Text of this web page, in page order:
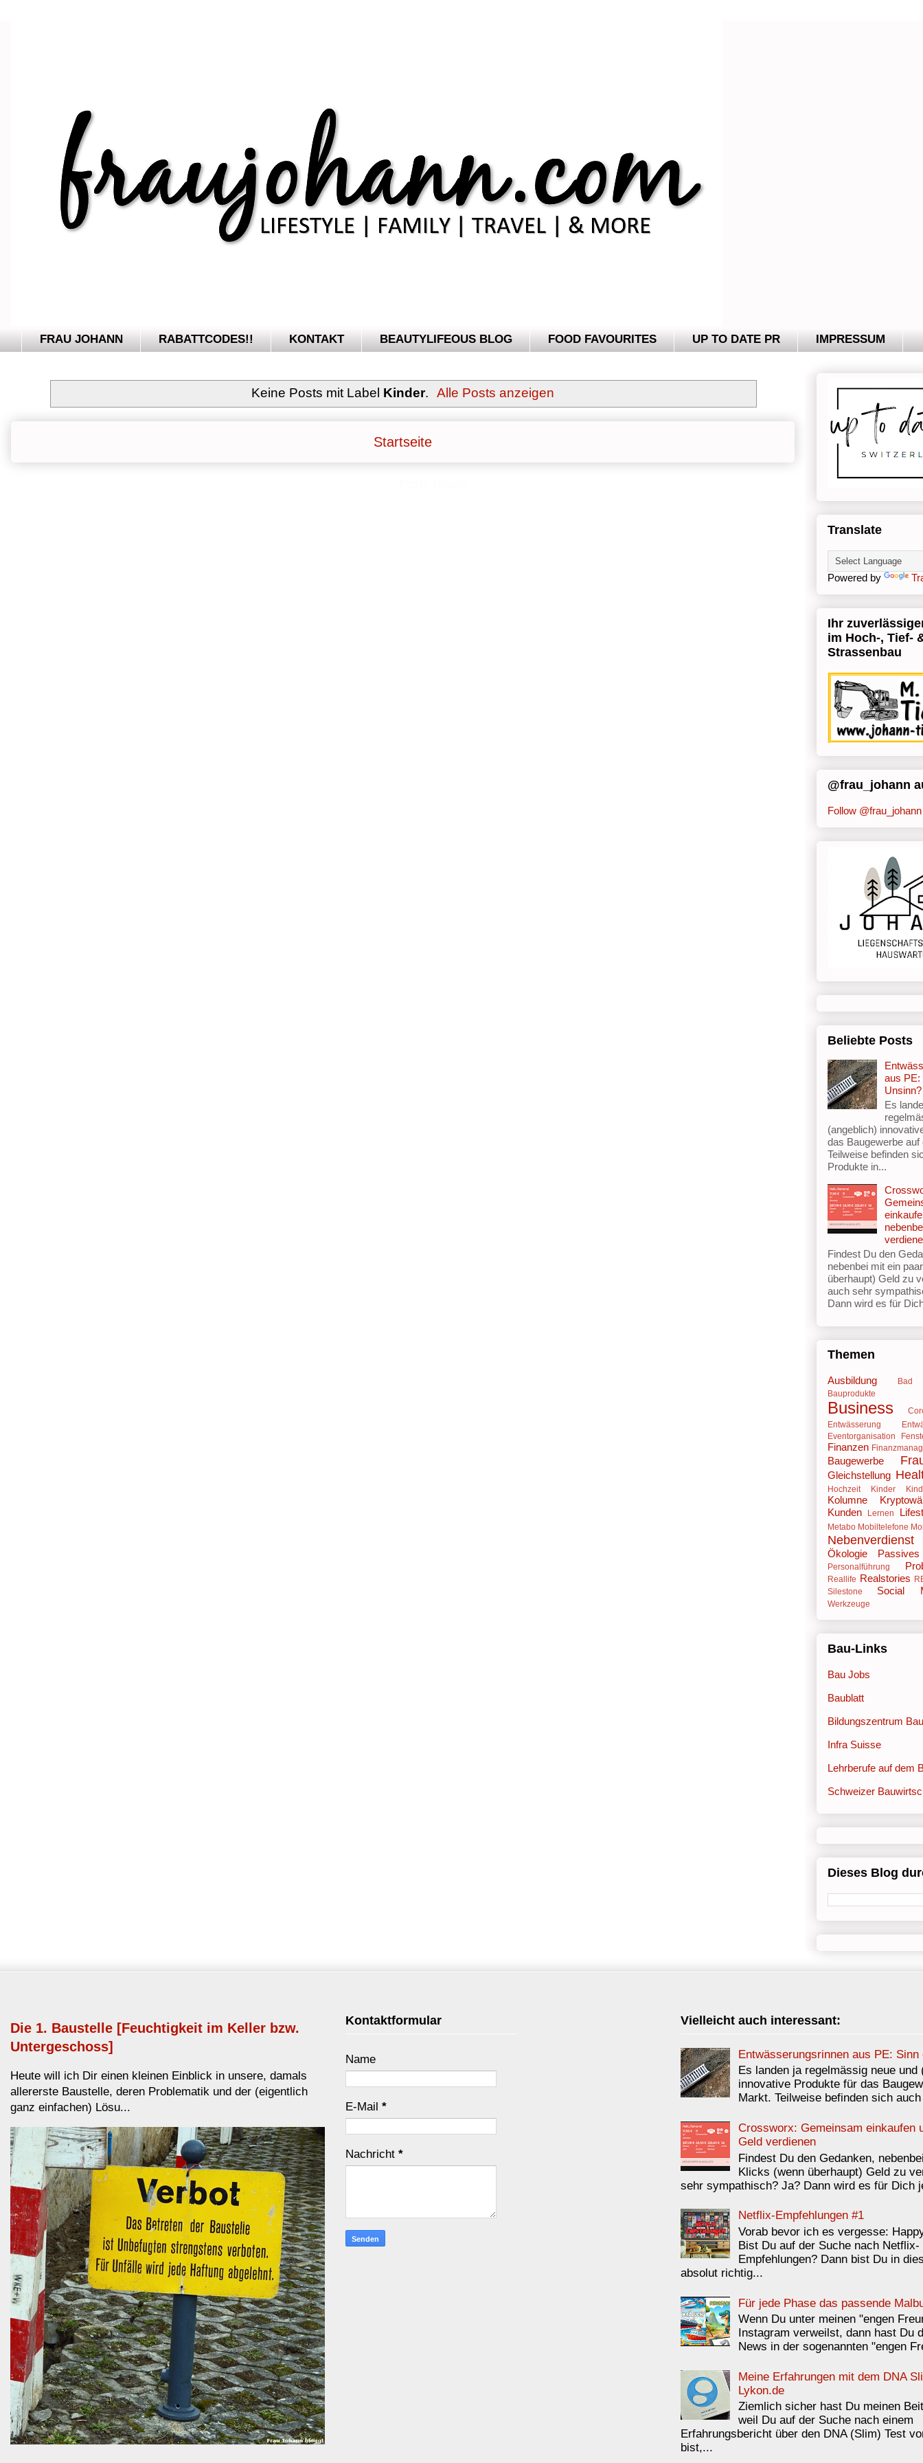
FRAU JOHANN RABATTCODES!! KONTAKT BEAUTYLIFEOUS BLOG FOOD FAVOURITES UP TO DATE PR IMPRESSUM
Keine Posts mit Label Kinder. Alle Posts anzeigen
Startseite
Translate
Powered by
Ihr
im Hoch-, Tief-
Strassenbau
@frau_johann
Follow @frau_johann
Beliebte Posts
aus PE:
Unsinn?
Es
(angeblich)
das Baugewerbe
Teilweise befinden
Produkte in...
Findest Du den
nebenbei mit ein
überhaupt) Geld zu
auch sehr
Dann wird es für
Themen
Ausbildung
Bad
Bauprodukte
Business
Entwässerung
Eventorganisation
Finanzen
Baugewerbe
Gleichstellung
Hochzeit Kinder
Kolumne
Kunden
Lernen
Metabo Mobiltelefone
Nebenverdienst
Ökologie
Personalführung
Reallife Realstories
Silestone
Social
Werkzeuge
Bau-Links
Bau Jobs
Baublatt
Bildungszentrum Bau
Infra Suisse
Lehrberufe auf dem
Schweizer
Dieses Blog
Die 1. Baustelle [Feuchtigkeit im Keller bzw.
Untergeschoss]
Heute will ich Dir einen kleinen Einblick in unsere, damals
allererste Baustelle, deren Problematik und der (eigentlich
ganz einfachen) Lösu...
Kontaktformular
Name
E-Mail *
Nachricht *
Vielleicht auch interessant:
Entwässerungsrinnen aus PE: Sinn
Es landen ja regelmässig neue und
innovative Produkte für das
Markt. Teilweise befinden sich
Crossworx: Gemeinsam einkaufen
Geld verdienen
Findest Du den Gedanken,
Klicks (wenn überhaupt) Geld zu
sehr sympathisch? Ja? Dann wird es für Dich
Netflix-Empfehlungen #1
Vorab bevor ich es vergesse:
Bist Du auf der Suche nach Netflix-
Empfehlungen? Dann bist Du in
absolut richtig...
Für jede Phase das passende
Wenn Du unter meinen "engen
Instagram verweilst, dann hast Du
News in der sogenannten "engen
Meine Erfahrungen mit dem DNA
Lykon.de
Ziemlich sicher hast Du meinen
weil Du auf der Suche nach einem
Erfahrungsbericht über den DNA (Slim) Test
bist,...